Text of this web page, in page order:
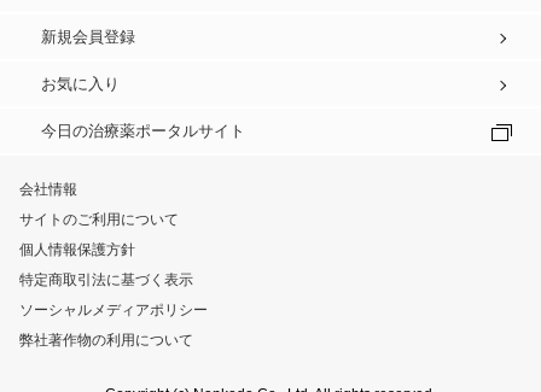
新規会員登録
お気に入り
今日の治療薬ポータルサイト
会社情報
サイトのご利用について
個人情報保護方針
特定商取引法に基づく表示
ソーシャルメディアポリシー
弊社著作物の利用について